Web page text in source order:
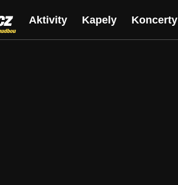
Aktivity Kapely Koncerty